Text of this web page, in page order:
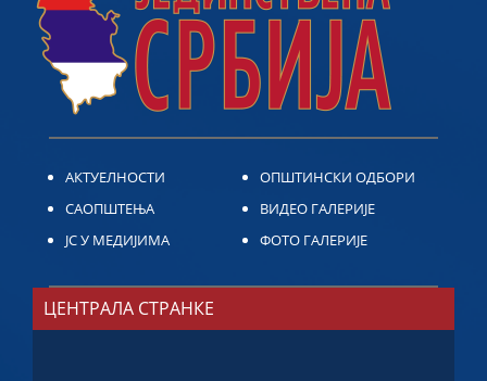
АКТУЕЛНОСТИ
САОПШТЕЊА
ЈС У МЕДИЈИМА
ОПШТИНСКИ ОДБОРИ
ВИДЕО ГАЛЕРИЈЕ
ФОТО ГАЛЕРИЈЕ
ЦЕНТРАЛА СТРАНКЕ